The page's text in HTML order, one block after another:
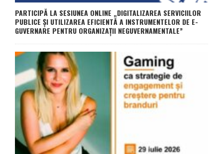
PARTICIPĂ LA SESIUNEA ONLINE „DIGITALIZAREA SERVICIILOR
PUBLICE ȘI UTILIZAREA EFICIENTĂ A INSTRUMENTELOR DE E-
GUVERNARE PENTRU ORGANIZAȚII NEGUVERNAMENTALE”